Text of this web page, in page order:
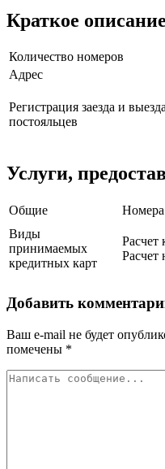
Краткое
Количество номеров
Адрес
Регистрация заезда и
постояльцев
Услуги,
Общие
Виды
принимаемых
кредитных карт
Расчет
Расчет
Добавить
Ваш e-mail не будет
помечены *